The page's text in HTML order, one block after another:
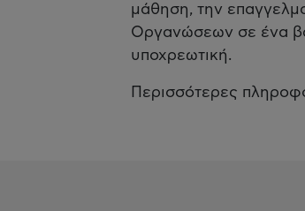
μάθηση, την
Οργανώσεων σε ένα
υποχρεωτική.
Περισσότερες